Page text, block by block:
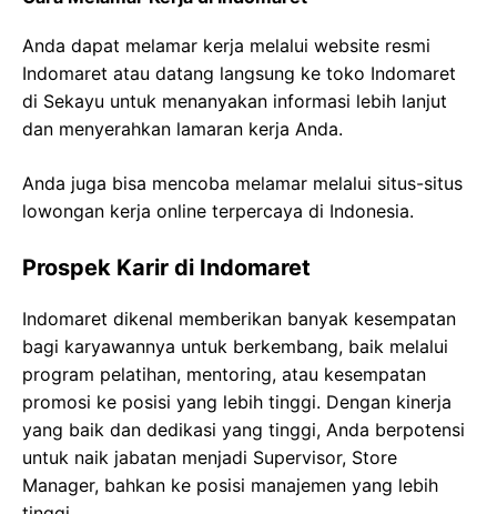
Anda dapat melamar kerja melalui website resmi
Indomaret atau datang langsung ke toko Indomaret
di Sekayu untuk menanyakan informasi lebih lanjut
dan menyerahkan lamaran kerja Anda.
Anda juga bisa mencoba melamar melalui situs-situs
lowongan kerja online terpercaya di Indonesia.
Prospek Karir di Indomaret
Indomaret dikenal memberikan banyak kesempatan
bagi karyawannya untuk berkembang, baik melalui
program pelatihan, mentoring, atau kesempatan
promosi ke posisi yang lebih tinggi. Dengan kinerja
yang baik dan dedikasi yang tinggi, Anda berpotensi
untuk naik jabatan menjadi Supervisor, Store
Manager, bahkan ke posisi manajemen yang lebih